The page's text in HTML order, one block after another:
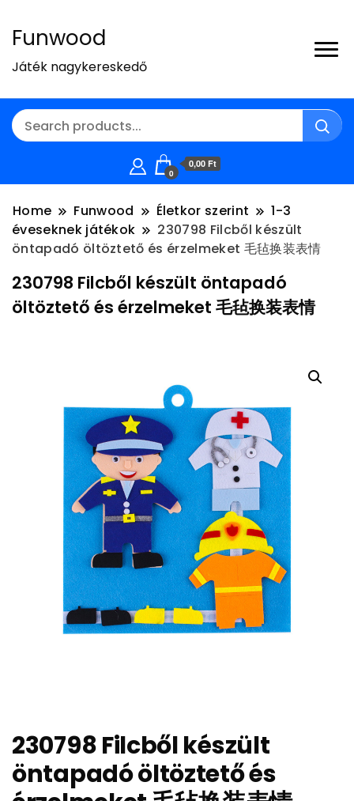
Funwood
Játék nagykereskedő
0
0,00 Ft
Home Funwood Életkor szerint
1-3
éveseknek játékok
230798 Filcből készült
öntapadó öltöztető és érzelmeket 毛毡换装表情
230798 Filcből készült öntapadó
öltöztető és érzelmeket 毛毡换装表情
230798 Filcből készült
öntapadó öltöztető és